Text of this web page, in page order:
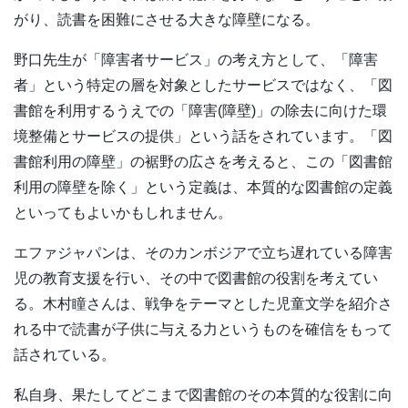
がり、読書を困難にさせる大きな障壁になる。
野口先生が「障害者サービス」の考え方として、「障害
者」という特定の層を対象としたサービスではなく、「図
書館を利用するうえでの「障害(障壁)」の除去に向けた環
境整備とサービスの提供」という話をされています。「図
書館利用の障壁」の裾野の広さを考えると、この「図書館
利用の障壁を除く」という定義は、本質的な図書館の定義
といってもよいかもしれません。
エファジャパンは、そのカンボジアで立ち遅れている障害
児の教育支援を行い、その中で図書館の役割を考えてい
る。木村瞳さんは、戦争をテーマとした児童文学を紹介さ
れる中で読書が子供に与える力というものを確信をもって
話されている。
私自身、果たしてどこまで図書館のその本質的な役割に向